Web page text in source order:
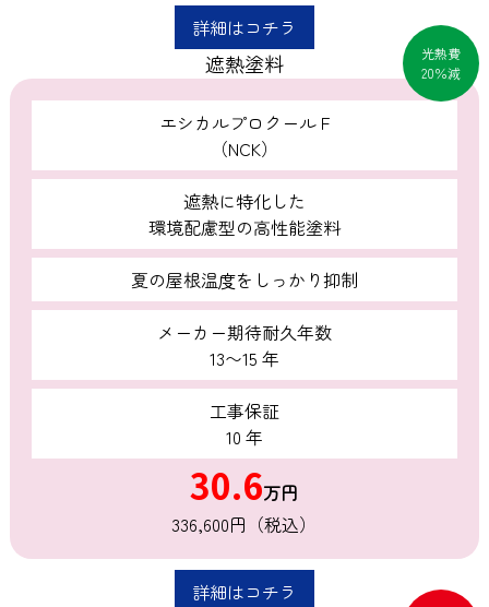
詳細はコチラ
遮熱塗料
光熱費
20％減
エシカルプロクール F
（NCK）
遮熱に特化した
環境配慮型の高性能塗料
夏の屋根温度をしっかり抑制
メーカー期待耐久年数
13〜15 年
工事保証
10 年
30.6万円
336,600円（税込）
詳細はコチラ